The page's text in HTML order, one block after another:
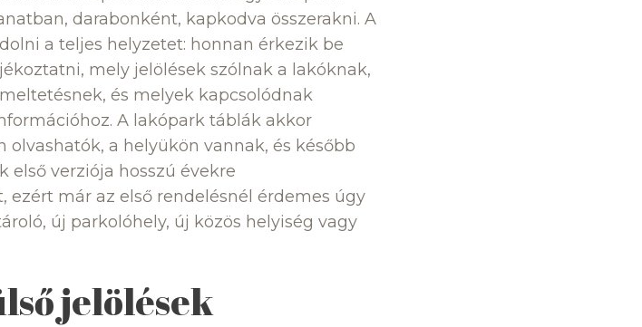
darabonként, kapkodva összerakni. A
a teljes helyzetet: honnan érkezik be
mely jelölések szólnak a lakóknak,
és melyek kapcsolódnak
A lakópark táblák akkor
a helyükön vannak, és később
első verziója hosszú évekre
már az első rendelésnél érdemes úgy
új parkolóhely, új közös helyiség vagy
jelölések